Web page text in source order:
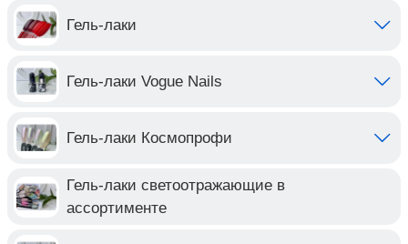
Гель-лаки
Гель-лаки Vogue Nails
Гель-лаки Космопрофи
Гель-лаки светоотражающие в
ассортименте